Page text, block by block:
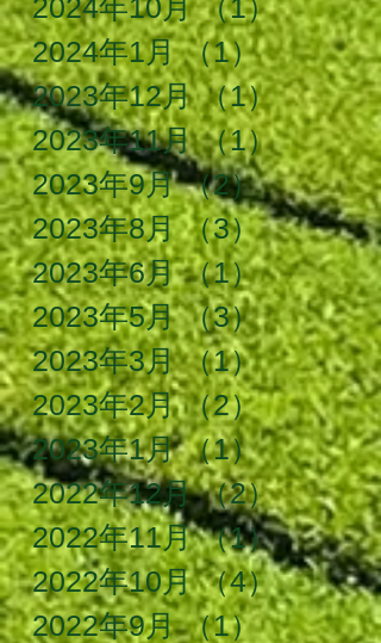
2024年10月 （1）1件の記
2024年1月 （1）1件の記事
2023年12月 （1）1件の記
2023年11月 （1）1件の記
2023年9月 （2）2件の記事
2023年8月 （3）3件の記事
2023年6月 （1）1件の記事
2023年5月 （3）3件の記事
2023年3月 （1）1件の記事
2023年2月 （2）2件の記事
2023年1月 （1）1件の記事
2022年12月 （2）2件の記
2022年11月 （1）1件の記
2022年10月 （4）4件の記
2022年9月 （1）1件の記事